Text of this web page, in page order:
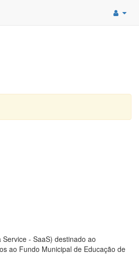
- SaaS) destinado ao
ao Fundo Municipal de Educação de